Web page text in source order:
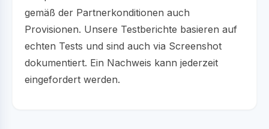
gemäß der Partnerkonditionen auch
Provisionen. Unsere Testberichte basieren auf
echten Tests und sind auch via Screenshot
dokumentiert. Ein Nachweis kann jederzeit
eingefordert werden.